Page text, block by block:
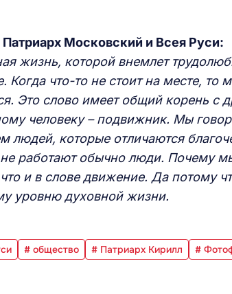
Московский и Всея Руси:
жизнь, которой внемлет
Когда что-то не стоит на месте,
Это слово имеет общий корень
человеку – подвижник. Мы
людей, которые отличаются
не работают обычно люди. Почему
и в слове движение. Да потому
уровню духовной жизни.
# общество # Патриарх Кирилл #